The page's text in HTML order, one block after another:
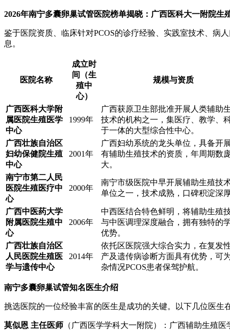
2026年南宁多囊卵巢试管医院榜单揭晓：广西医科大一附院生
鉴于医院资质、临床针对PCOS的诊疗经验、实践室技术、病
息。
医院名称
成立时
间（生
殖中
心）
规模与资质
广西医科大学附
属医院生殖医学
中心
1999年
广西获原卫生部批准开展人类辅助
技术的机构之一，集医疗、教学、
于一体的大型综合性中心。
广西壮族自治区
妇幼保健院生殖
中心
2001年
广西妇幼系统的龙头单位，具备开
有辅助生殖技术的资质，年周期数
大。
南宁市第二人民
医院生殖医疗中
心
2000年
南宁市级医院中早开展辅助生殖技
单位之一，技术成熟，口碑积淀深厚
广西中医药大学
附属医院生殖中
心
2006年
中西医结合特色鲜明，将辅助生殖
与中医调理深度融合，拥有独特的
优势。
广西壮族自治区
人民医院生殖医
学与遗传中心
2014年
依托区医院强大综合实力，在复发
产及遗传病诊断方面具有优势，可
杂情况PCOS患者保驾护航。
南宁多囊卵巢试管知名医生介绍
挑选医院的一位经验丰富的医生是成功的关键。以下几位医生
莫似恩 主任医师 （广西医学学科大一附院）：广西辅助生殖